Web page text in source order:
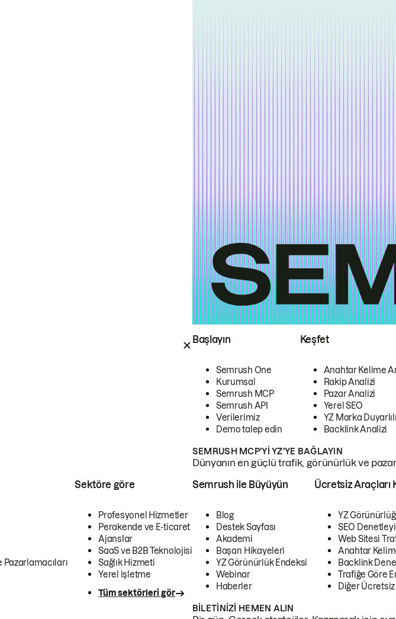
Başlayın
Semrush One
Kurumsal
Semrush MCP
Semrush API
Verilerimiz
Demo talep edin
Keşfet
Anahtar Kelime
Rakip Analizi
Pazar Analizi
Yerel SEO
YZ Marka
Backlink Analizi
SEMRUSH MCP'YI YZ'YE BAĞLAYIN
Dünyanın en güçlü trafik, görünürlük ve
Pazarlamacıları
Sektöre göre
Profesyonel Hizmetler
Perakende ve E-ticaret
Ajanslar
SaaS ve B2B Teknolojisi
Sağlık Hizmeti
Yerel işletme
Tüm sektörleri gör
Semrush ile Büyüyün
Blog
Destek Sayfası
Akademi
Başarı Hikayeleri
YZ Görünürlük Endeksi
Webinar
Haberler
Ücretsiz Araçları
YZ
SEO
Web Sitesi
Anahtar
Backlink
Trafiğe Göre
Diğer
BILETINIZI HEMEN ALIN